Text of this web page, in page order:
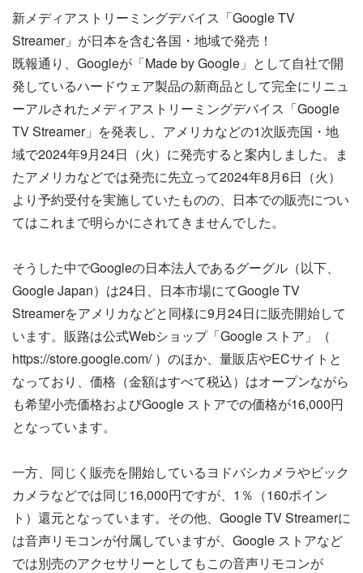
新メディアストリーミングデバイス「Google TV
Streamer」が日本を含む各国・地域で発売！
既報通り、Googleが「Made by Google」として自社で開
発しているハードウェア製品の新商品として完全にリニュ
ーアルされたメディアストリーミングデバイス「Google
TV Streamer」を発表し、アメリカなどの1次販売国・地
域で2024年9月24日（火）に発売すると案内しました。ま
たアメリカなどでは発売に先立って2024年8月6日（火）
より予約受付を実施していたものの、日本での販売につい
てはこれまで明らかにされてきませんでした。
そうした中でGoogleの日本法人であるグーグル（以下、
Google Japan）は24日、日本市場にてGoogle TV
Streamerをアメリカなどと同様に9月24日に販売開始して
います。販路は公式Webショップ「Google ストア」（
https://store.google.com/ ）のほか、量販店やECサイトと
なっており、価格（金額はすべて税込）はオープンながら
も希望小売価格およびGoogle ストアでの価格が16,000円
となっています。
一方、同じく販売を開始しているヨドバシカメラやビック
カメラなどでは同じ16,000円ですが、1％（160ポイン
ト）還元となっています。その他、Google TV Streamerに
は音声リモコンが付属していますが、Google ストアなど
では別売のアクセサリーとしてもこの音声リモコンが